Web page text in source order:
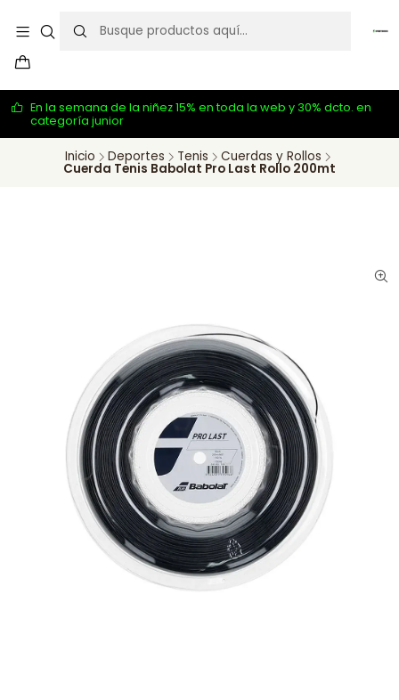
En la semana de la niñez 15% en toda la web y 30% dcto. en
categoría junior
Inicio Deportes Tenis Cuerdas y Rollos
Cuerda Tenis Babolat Pro Last Rollo 200mt